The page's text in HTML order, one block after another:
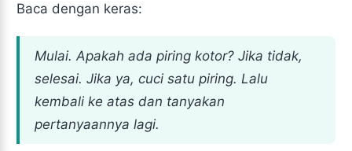
Baca dengan keras:
Mulai. Apakah ada piring kotor? Jika tidak,
selesai. Jika ya, cuci satu piring. Lalu
kembali ke atas dan tanyakan
pertanyaannya lagi.